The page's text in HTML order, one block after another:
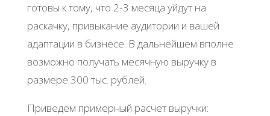
готовы к тому, что 2-3 месяца уйдут на
раскачку, привыкание аудитории и вашей
адаптации в бизнесе. В дальнейшем вполне
возможно получать месячную выручку в
размере 300 тыс. рублей.
Приведем примерный расчет выручки: